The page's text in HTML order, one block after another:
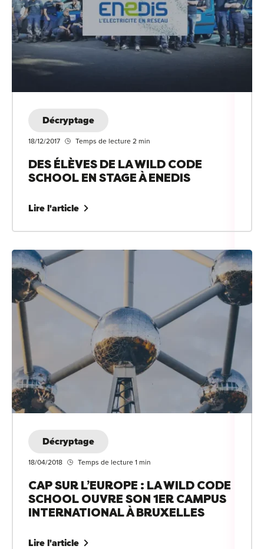
Décryptage
18/12/2017 Temps de lecture 2 min
DES ÉLÈVES DE LA WILD CODE
SCHOOL EN STAGE À ENEDIS
Lire l'article
Décryptage
18/04/2018 Temps de lecture 1 min
CAP SUR L’EUROPE : LA WILD CODE
SCHOOL OUVRE SON 1ER CAMPUS
INTERNATIONAL À BRUXELLES
Lire l'article